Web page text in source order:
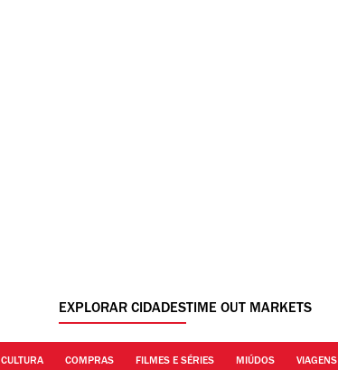
EXPLORAR CIDADESTIME OUT MARKETS
CULTURA COMPRAS FILMES E SÉRIES MIÚDOS VIAGENS